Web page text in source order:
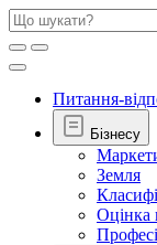
Питання-
Бізнесу
Земля
Оцінка